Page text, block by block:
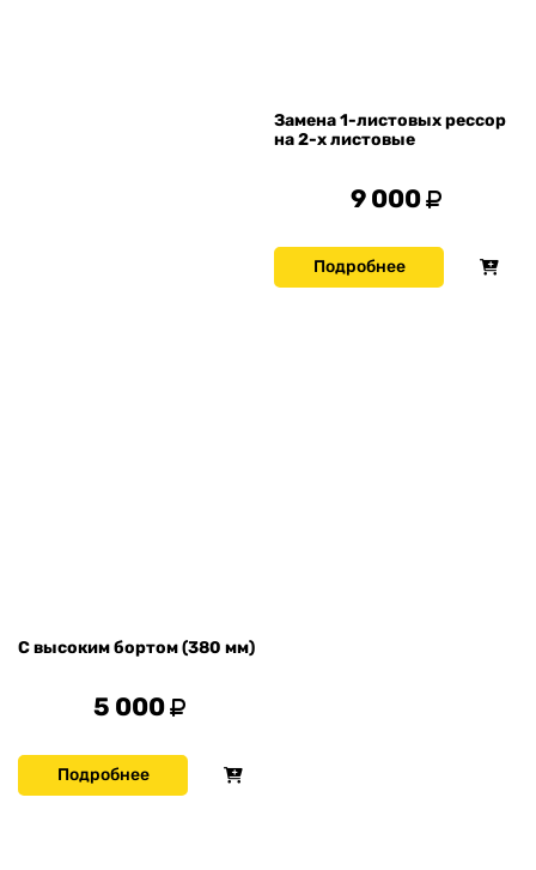
С высоким бортом (380 мм)
5 000
Подробнее
Замена 1-листовых рессор
на 2-х листовые
9 000
Подробнее